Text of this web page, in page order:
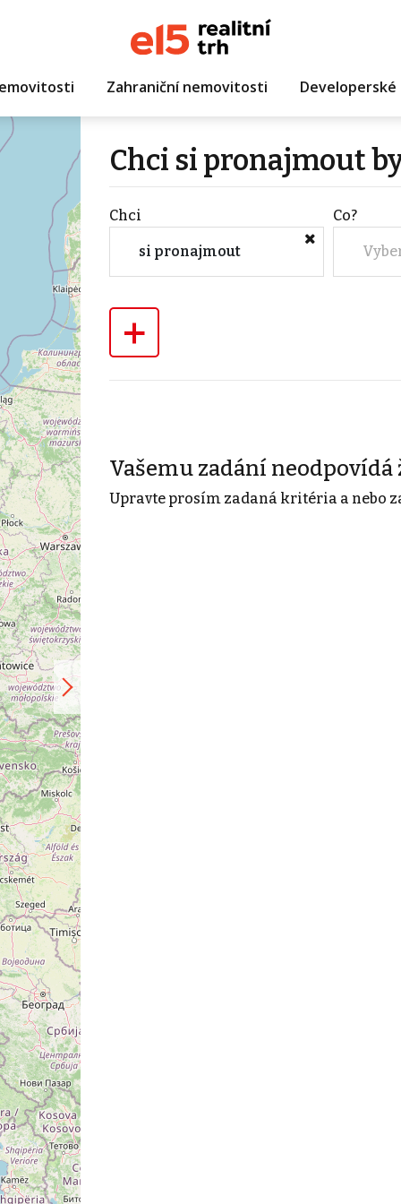
Zahraniční nemovitosti
Chci si pronajmout
Chci
si pronajmout
Co?
+
Vašemu zadání neodpovídá
Upravte prosím zadaná kritéria a nebo